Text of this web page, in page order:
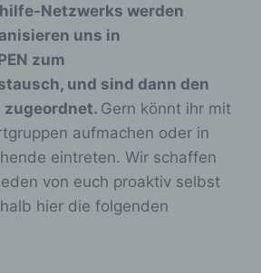
Netzwerks werden
uns in
zum
und sind dann den
zugeordnet. Gern könnt ihr mit
aufmachen oder in
eintreten. Wir schaffen
von euch proaktiv selbst
hier die folgenden